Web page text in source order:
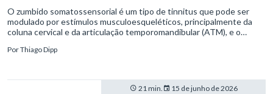
O zumbido somatossensorial é um tipo de tinnitus que pode ser
modulado por estímulos musculoesqueléticos, principalmente da
coluna cervical e da articulação temporomandibular (ATM), e o
PorThiago Dipp
21 min. 15 de junho de 2026